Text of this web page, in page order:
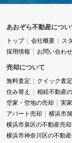
あおぞら不動産につい
トップ 会社概要 ス
採用情報
お問い合わせ
売却について
無料査定 クイック査定
住み替え
相続不動産
空家・空地の売却
実
アパート売却
横浜市
横浜市泉区の不動産売却
横浜市神奈川区の不動